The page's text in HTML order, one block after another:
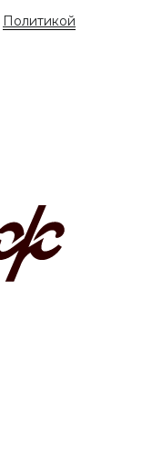
Политикой